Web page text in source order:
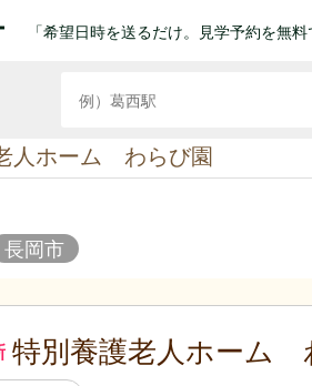
「希望日時を送るだけ。見学予約を無料
人ホーム わらび園
長岡市
特別養護老人ホーム